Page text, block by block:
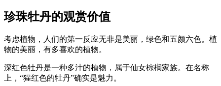
珍珠牡丹的观赏价值
考虑植物，人们的第一反应无非是美丽，绿色和五颜六色。植
物的美丽，有多喜欢的植物。
深红色牡丹是一种多汁的植物，属于仙女棕榈家族。在名称
上，“猩红色的牡丹”确实是魅力。